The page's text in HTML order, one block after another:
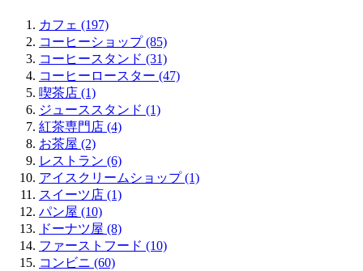
カフェ (197)
コーヒーショップ (85)
コーヒースタンド (31)
コーヒーロースター (47)
喫茶店 (1)
ジューススタンド (1)
紅茶専門店 (4)
お茶屋 (2)
レストラン (6)
アイスクリームショップ (1)
スイーツ店 (1)
パン屋 (10)
ドーナツ屋 (8)
ファーストフード (10)
コンビニ (60)